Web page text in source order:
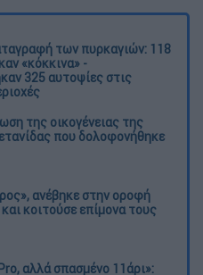
των πυρκαγιών: 118
«κόκκινα» -
325 αυτοψίες στις
της οικογένειας της
που δολοφονήθηκε
ανέβηκε στην οροφή
κοιτούσε επίμονα τους
αλλά σπασμένο 11άρι»: